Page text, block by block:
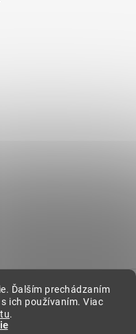
Ďalším prechádzaním
ich používaním. Viac
tu.
práva vyhradené.